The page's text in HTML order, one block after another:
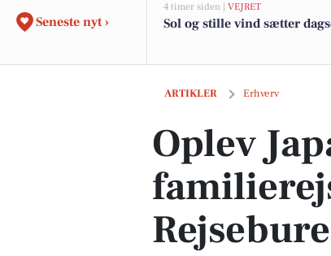
Seneste nyt ›
4 timer siden | VEJRET
Sol og stille vind sætter
ARTIKLER Erhverv
Oplev Japans magi på
Oplev